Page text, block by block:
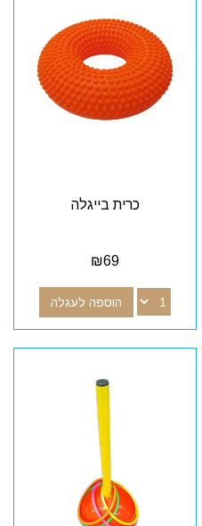
כרית בייגלה
₪69
הוספה לעגלה